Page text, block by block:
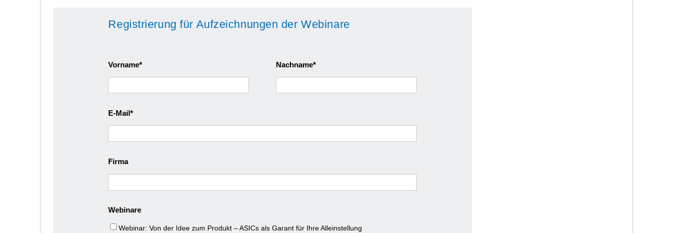
Registrierung für Aufzeichnungen der Webinare
Vorname Nachname
E-Mail
Firma
Webinare
Webinar: Von der Idee zum Produkt – ASICs als Garant für Ihre Alleinstellung